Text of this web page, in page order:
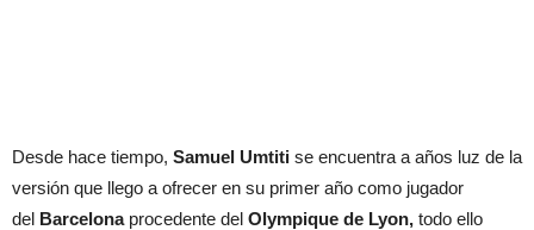
Desde hace tiempo, Samuel Umtiti se encuentra a años luz de la
versión que llego a ofrecer en su primer año como jugador
del Barcelona procedente del Olympique de Lyon, todo ello